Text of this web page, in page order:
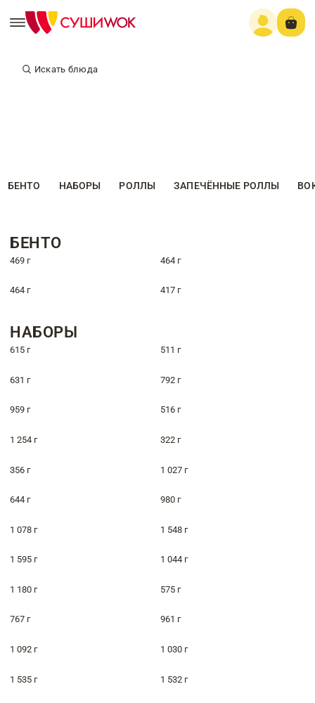
Искать блюда
БЕНТО НАБОРЫ РОЛЛЫ ЗАПЕЧЁННЫЕ РОЛЛЫ
БЕНТО
469 г 464 г
464 г 417 г
НАБОРЫ
615 г 511 г
631 г 792 г
959 г 516 г
1 254 г 322 г
356 г 1 027 г
644 г 980 г
1 078 г 1 548 г
1 595 г 1 044 г
1 180 г 575 г
767 г 961 г
1 092 г 1 030 г
1 535 г 1 532 г